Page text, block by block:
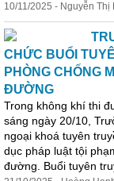
10/11/2025 - Nguyễn
CHỨC BUỔI
PHÒNG CHỐNG
ĐƯỜNG
Trong không khí thi
sáng ngày 20/10,
ngoại khoá tuyên
dục pháp luật tội
đường. Buổi tuyên